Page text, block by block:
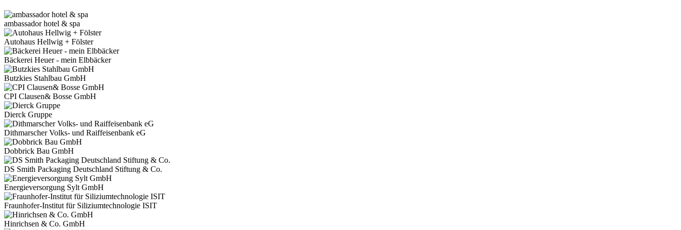
ambassador hotel & spa
Autohaus Hellwig + Fölster
Bäckerei Heuer - mein Elbbäcker
Butzkies Stahlbau GmbH
CPI Clausen& Bosse GmbH
Dierck Gruppe
Dithmarscher Volks- und Raiffeisenbank eG
Dobbrick Bau GmbH
DS Smith Packaging Deutschland Stiftung & Co.
Energieversorgung Sylt GmbH
Fraunhofer-Institut für Siliziumtechnologie ISIT
Hinrichsen & Co. GmbH